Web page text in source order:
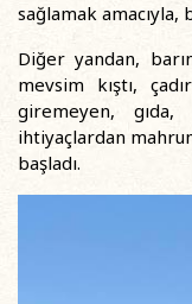
sağlamak
Diğer yandan,
mevsim kıştı,
giremeyen,
ihtiyaçlardan
başladı.